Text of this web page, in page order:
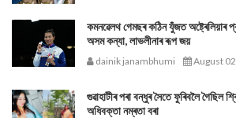
কমনৱেলথ গেমছৰ কঠিন যুঁজত অষ্ট্ৰেলিয়াৰ
অসম কন্যা, লাভলীনাৰ ৰূপ জয়
dainik janambhumi August
গুৱাহাটীৰ পৰা বন্ধুৰ সৈতে ফুৰিবলৈ
অধিবক্তা নম্ৰতা বৰা